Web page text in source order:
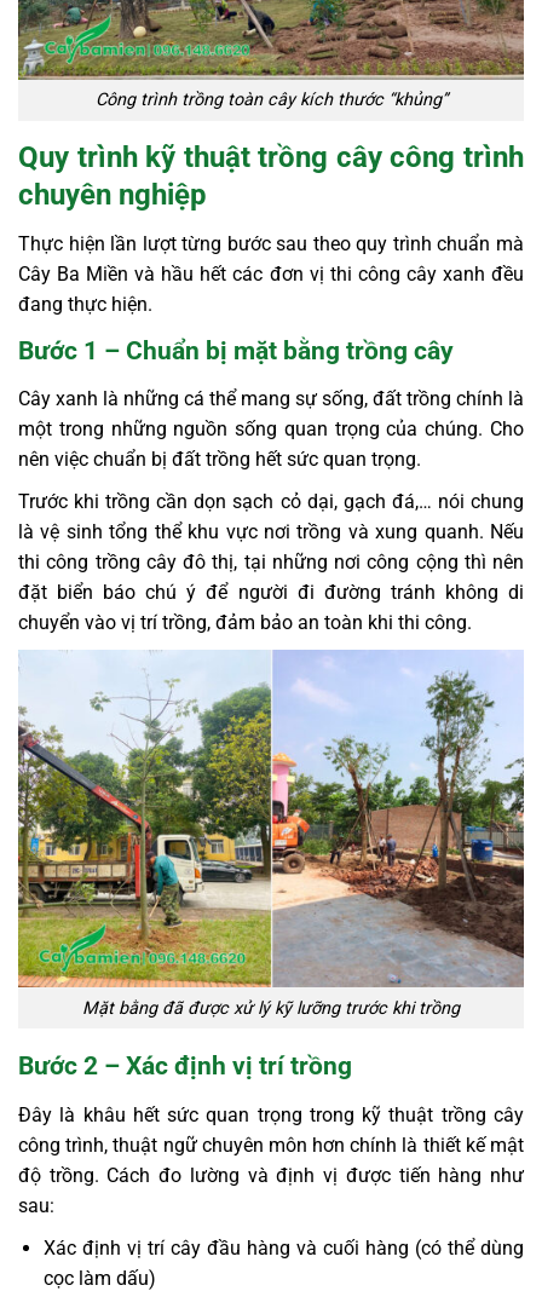
Công trình trồng toàn cây kích thước “khủng”
Quy trình kỹ thuật trồng cây công trình
chuyên nghiệp
Thực hiện lần lượt từng bước sau theo quy trình chuẩn mà
Cây Ba Miền và hầu hết các đơn vị thi công cây xanh đều
đang thực hiện.
Bước 1 – Chuẩn bị mặt bằng trồng cây
Cây xanh là những cá thể mang sự sống, đất trồng chính là
một trong những nguồn sống quan trọng của chúng. Cho
nên việc chuẩn bị đất trồng hết sức quan trọng.
Trước khi trồng cần dọn sạch cỏ dại, gạch đá,… nói chung
là vệ sinh tổng thể khu vực nơi trồng và xung quanh. Nếu
thi công trồng cây đô thị, tại những nơi công cộng thì nên
đặt biển báo chú ý để người đi đường tránh không di
chuyển vào vị trí trồng, đảm bảo an toàn khi thi công.
Mặt bằng đã được xử lý kỹ lưỡng trước khi trồng
Bước 2 – Xác định vị trí trồng
Đây là khâu hết sức quan trọng trong kỹ thuật trồng cây
công trình, thuật ngữ chuyên môn hơn chính là thiết kế mật
độ trồng. Cách đo lường và định vị được tiến hàng như
sau:
Xác định vị trí cây đầu hàng và cuối hàng (có thể dùng
cọc làm dấu)